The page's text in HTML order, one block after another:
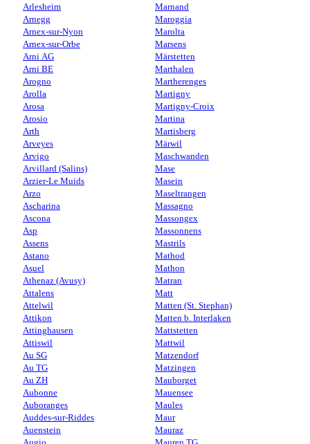
Arlesheim
Arnegg
Arnex-sur-Nyon
Arnex-sur-Orbe
Arni AG
Arni BE
Arogno
Arolla
Arosa
Arosio
Arth
Arveyes
Arvigo
Arvillard (Salins)
Arzier-Le Muids
Arzo
Ascharina
Ascona
Asp
Assens
Astano
Asuel
Athenaz (Avusy)
Attalens
Attelwil
Attikon
Attinghausen
Attiswil
Au SG
Au TG
Au ZH
Aubonne
Auboranges
Auddes-sur-Riddes
Auenstein
Marnand
Maroggia
Marolta
Marsens
Märstetten
Marthalen
Martherenges
Martigny
Martigny-Croix
Martina
Martisberg
Märwil
Maschwanden
Mase
Masein
Maseltrangen
Massagno
Massongex
Massonnens
Mastrils
Mathod
Mathon
Matran
Matt
Matten (St. Stephan)
Matten b. Interlaken
Mattstetten
Mattwil
Matzendorf
Matzingen
Mauborget
Mauensee
Maules
Maur
Mauraz